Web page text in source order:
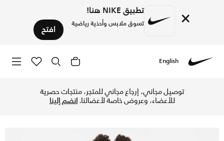
× تطبيق NIKE هنا!
تسوق ملابس وأحذية رياضية افتح
English
توصيل مجاني، إرجاع مجاني للمتجر، منتجات حصرية
للأعضاء، وعروض خاصة لأعضائنا.انضم إلينا